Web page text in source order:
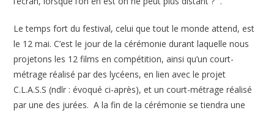
Le temps fort du festival, celui que tout le monde attend, est
le 12 mai. C’est le jour de la cérémonie durant laquelle nous
projetons les 12 films en compétition, ainsi qu’un court-
métrage réalisé par des lycéens, en lien avec le projet
C.L.A.S.S (ndlr : évoqué ci-après), et un court-métrage réalisé
par une des jurées. A la fin de la cérémonie se tiendra une